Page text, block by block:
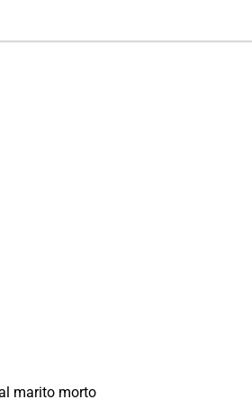
marito morto